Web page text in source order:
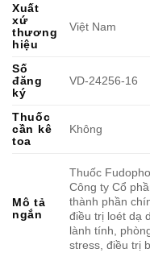
Xuất
xứ
thương
hiệu
Việt Nam
Số
đăng
ký
VD-24256-16
Thuốc
cần kê
toa
Không
Mô tả
ngắn
Thuốc
Công ty Cổ
thành phần
điều trị loét dạ
lành tính,
stress, điều trị